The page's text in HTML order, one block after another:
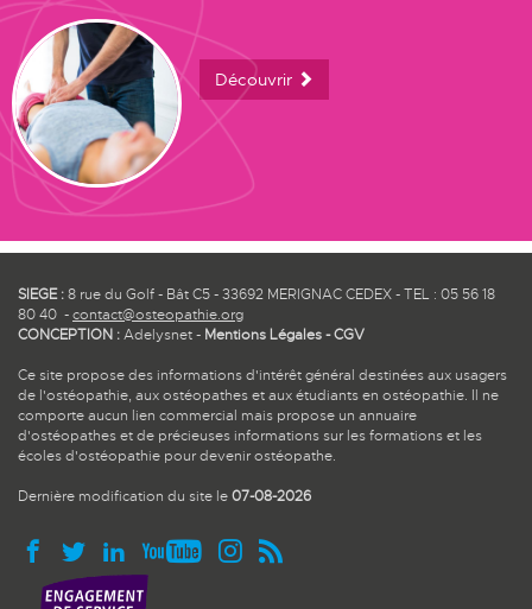
Découvrir
SIEGE :8 rue du Golf - Bât C5 - 33692 MERIGNAC CEDEX - TEL : 05 56 18
80 40 -contact@osteopathie.org
CONCEPTION :Adelysnet- Mentions Légales-CGV
Ce site propose des informations d'intérêt général destinées aux usagers
de l'ostéopathie, aux ostéopathes et aux étudiants en ostéopathie. Il ne
comporte aucun lien commercial mais propose un annuaire
d'ostéopathes et de précieuses informations sur les formations et les
écoles d'ostéopathie pour devenir ostéopathe.
Dernière modification du site le07-08-2026